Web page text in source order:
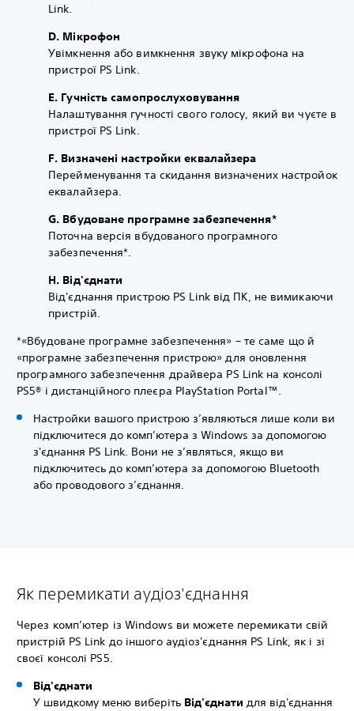
Link.
D. Мікрофон
Увімкнення або вимкнення звуку мікрофона на
пристрої PS Link.
E. Гучність самопрослуховування
Налаштування гучності свого голосу, який ви чуєте в
пристрої PS Link.
F. Визначені настройки еквалайзера
Перейменування та скидання визначених настройок
еквалайзера.
G. Вбудоване програмне забезпечення*
Поточна версія вбудованого програмного
забезпечення*.
H. Від'єднати
Від'єднання пристрою PS Link від ПК, не вимикаючи
пристрій.
*«Вбудоване програмне забезпечення» – те саме що й
«програмне забезпечення пристрою» для оновлення
програмного забезпечення драйвера PS Link на консолі
PS5® і дистанційного плеєра PlayStation Portal™.
Настройки вашого пристрою з’являються лише коли ви
підключитеся до комп’ютера з Windows за допомогою
з'єднання PS Link. Вони не з’являться, якщо ви
підключитесь до комп’ютера за допомогою Bluetooth
або проводового з’єднання.
Як перемикати аудіоз'єднання
Через комп’ютер із Windows ви можете перемикати свій
пристрій PS Link до іншого аудіоз'єднання PS Link, як і зі
своєї консолі PS5.
Від'єднати
У швидкому меню виберіть Від'єднати для від'єднання